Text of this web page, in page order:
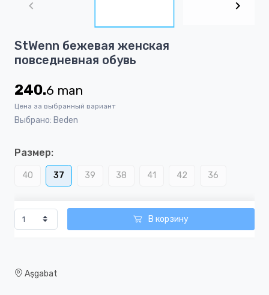
1
of
StWenn бежевая женская
повседневная обувь
240.6 man
Цена за выбранный вариант
Выбрано: Beden
Размер:
40 37 39 38 41 42 36
В корзину
Aşgabat